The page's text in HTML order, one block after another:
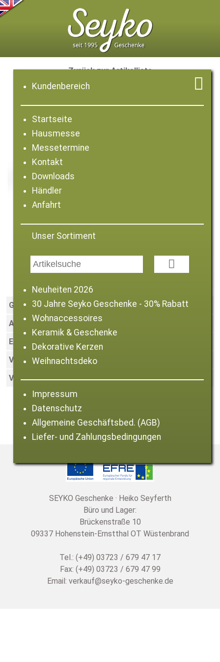
Kundenbereich
Startseite
Hausmesse
Messetermine
Kontakt
Downloads
Händler
Anfahrt
Unser Sortiment

Neuheiten 2026
30 Jahre Seyko Geschenke - 30% Rabatt
Wohnaccessoires
Keramik & Geschenke
Dekorative Kerzen
Weihnachtsdeko
Impressum
Datenschutz
Allgemeine Geschäftsbed. (AGB)
Liefer- und Zahlungsbedingungen

Zurück zur Artikelliste
Glasplatte "Sonnenblume" quadratisch
Größe:
19 cm
Art.-Nr.:
006199
EAN:
VE:
8
Verfügbarkeit:
Sofort lieferbar
Zurück zur Artikelliste
SEYKO Geschenke · Heiko Seyferth
Büro und Lager:
Brückenstraße 10
09337 Hohenstein-Ernstthal OT Wüstenbrand
Tel.: (+49) 03723 / 679 47 17
Fax: (+49) 03723 / 679 47 99
Email: verkauf@seyko-geschenke.de